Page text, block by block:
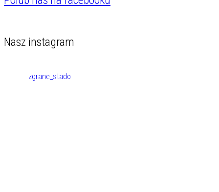
Nasz instagram
zgrane_stado